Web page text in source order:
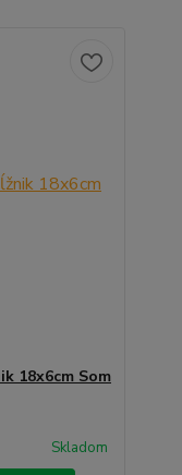
18x6cm Som
Skladom